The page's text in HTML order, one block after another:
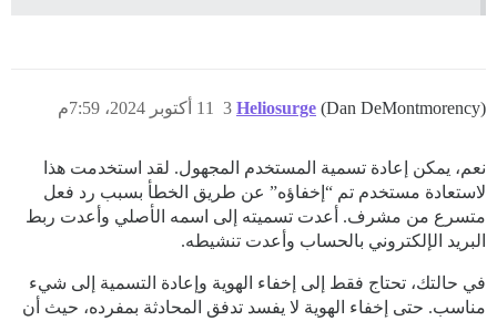
Heliosurge (Dan DeMontmorency) 11 أكتوبر 2024، 7:59م 3
نعم، يمكن إعادة تسمية المستخدم المجهول. لقد استخدمت هذا
لاستعادة مستخدم تم “إخفاؤه” عن طريق الخطأ بسبب رد فعل
متسرع من مشرف. أعدت تسميته إلى اسمه الأصلي وأعدت ربط
البريد الإلكتروني بالحساب وأعدت تنشيطه.
في حالتك، تحتاج فقط إلى إخفاء الهوية وإعادة التسمية إلى شيء
مناسب. حتى إخفاء الهوية لا يفسد تدفق المحادثة بمفرده، حيث أن